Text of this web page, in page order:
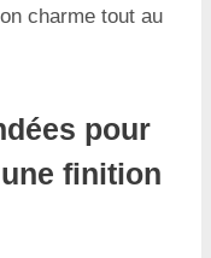
charme tout au
pour
finition